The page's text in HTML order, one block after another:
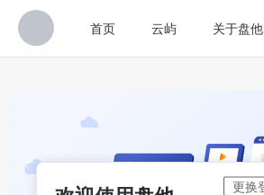
首页 云屿 关于盘他